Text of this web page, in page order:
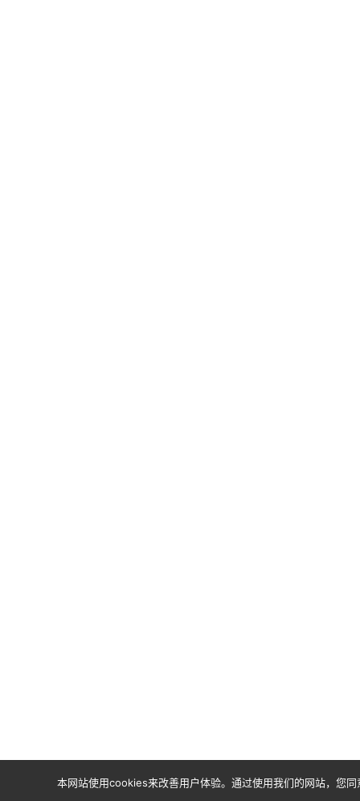
本网站使用cookies来改善用户体验。通过使用我们的网站，您